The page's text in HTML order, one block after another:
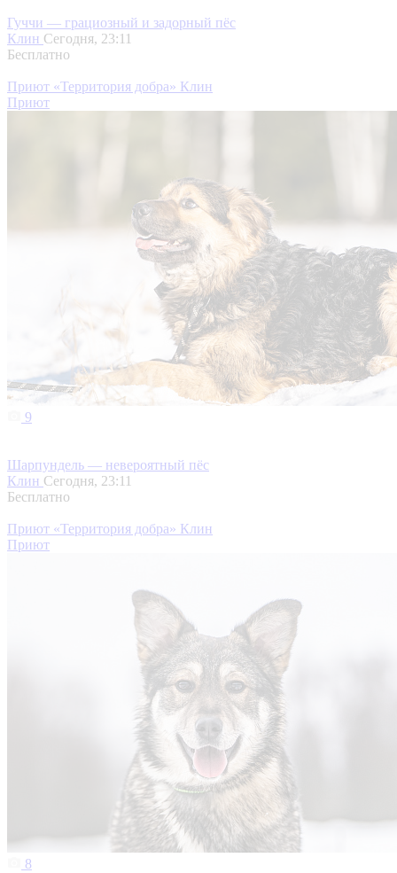
Гуччи — грациозный и задорный пёс
Клин Сегодня, 23:11
Бесплатно
Приют «Территория добра» Клин
Приют
9
Шарпундель — невероятный пёс
Клин Сегодня, 23:11
Бесплатно
Приют «Территория добра» Клин
Приют
8